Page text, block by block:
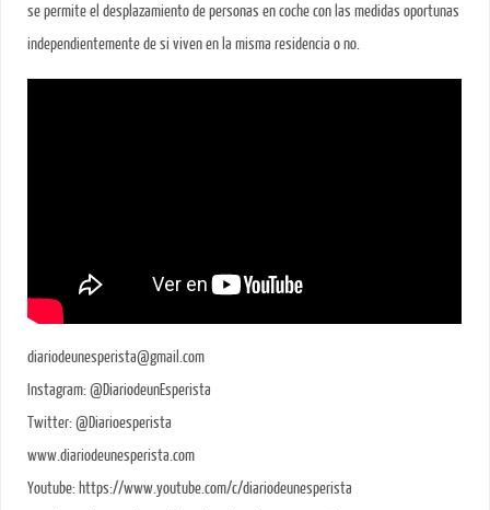
se permite el desplazamiento de personas en coche con las medidas oportunas
independientemente de si viven en la misma residencia o no.
diariodeunesperista@gmail.com
Instagram: @DiariodeunEsperista
Twitter: @Diarioesperista
www.diariodeunesperista.com
Youtube: https://www.youtube.com/c/diariodeunesperista